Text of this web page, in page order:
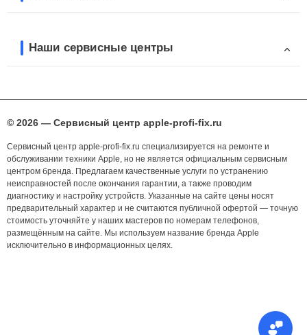
Наши сервисные центры
© 2026 — Сервисный центр apple-profi-fix.ru
Сервисный центр apple-profi-fix.ru специализируется на ремонте и
обслуживании техники Apple, но не является официальным сервисным
центром бренда. Предлагаем качественные услуги по устранению
неисправностей после окончания гарантии, а также проводим
диагностику и настройку устройств. Указанные на сайте цены носят
предварительный характер и не считаются публичной офертой — точную
стоимость уточняйте у наших мастеров по номерам телефонов,
размещённым на сайте. Мы используем название бренда Apple
исключительно в информационных целях.